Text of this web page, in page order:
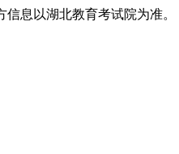
息以湖北教育考试院为准。